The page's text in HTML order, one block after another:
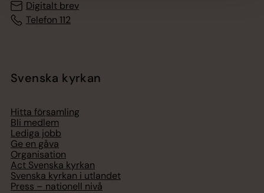
Digitalt brev
Telefon 112
Svenska kyrkan
Hitta församling
Bli medlem
Lediga jobb
Ge en gåva
Organisation
Act Svenska kyrkan
Svenska kyrkan i utlandet
Press – nationell nivå